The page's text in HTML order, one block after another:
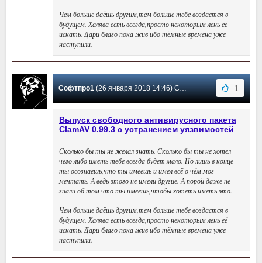
Чем больше даёшь другим,тем больше тебе воздастся в
будущем. Халява есть всегда,просто некоторым лень её
искать. Дари благо пока жив ибо тёмные времена уже
наступили.
Софтпро1(26 января 2018 14:46) Сообщение #20 1
Выпуск свободного антивирусного пакета
ClamAV 0.99.3 с устранением уязвимостей
Сколько бы ты не желал знать. Сколько бы ты не хотел
чего либо иметь тебе всегда будет мало. Но лишь в конце
ты осознаешь,что ты имеешь и имел всё о чём мог
мечтать. А ведь этого не имели другие. А порой даже не
знали об том что ты имеешь,чтобы хотеть иметь это.
Чем больше даёшь другим,тем больше тебе воздастся в
будущем. Халява есть всегда,просто некоторым лень её
искать. Дари благо пока жив ибо тёмные времена уже
наступили.